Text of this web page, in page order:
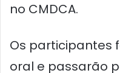
no CMDCA.
Os participantes
oral e passarão